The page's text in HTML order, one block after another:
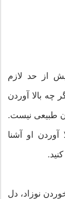
از حد لازم
بالا آوردن
طبیعی نیست.
آوردن او آشنا
نوزاد، دل